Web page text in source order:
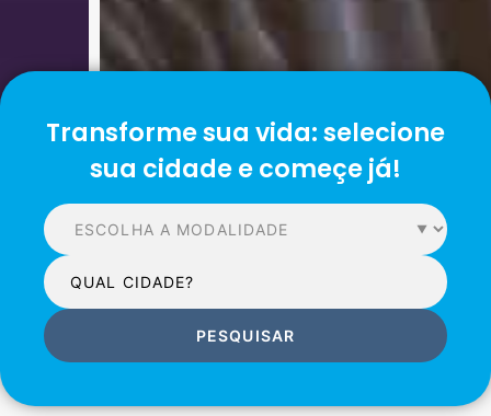
Transforme sua vida: selecione
sua cidade e começe já!
PESQUISAR